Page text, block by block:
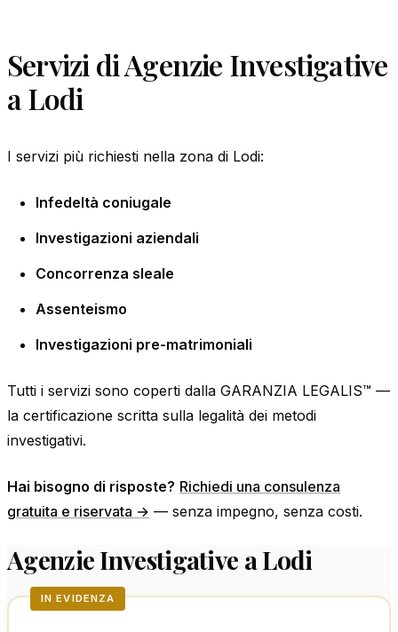
Servizi di Agenzie Investigative
a Lodi
I servizi più richiesti nella zona di Lodi:
Infedeltà coniugale
Investigazioni aziendali
Concorrenza sleale
Assenteismo
Investigazioni pre-matrimoniali
Tutti i servizi sono coperti dalla GARANZIA LEGALIS™ —
la certificazione scritta sulla legalità dei metodi
investigativi.
Hai bisogno di risposte? Richiedi una consulenza
gratuita e riservata → — senza impegno, senza costi.
Agenzie Investigative a Lodi
IN EVIDENZA